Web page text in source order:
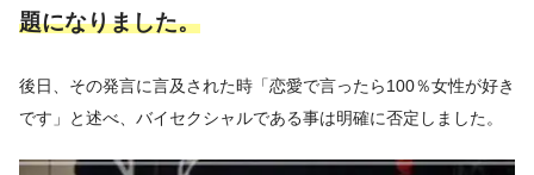
題になりました。
後日、その発言に言及された時「恋愛で言ったら100％女性が好き
です」と述べ、バイセクシャルである事は明確に否定しました。